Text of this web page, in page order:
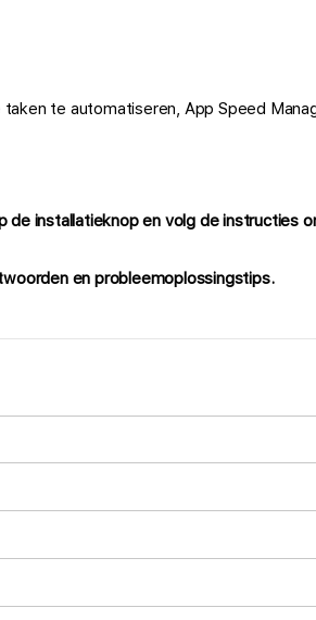
te automatiseren, App Speed
installatieknop en volg de instructies
en probleemoplossingstips.